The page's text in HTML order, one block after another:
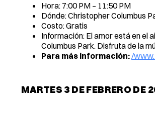
Hora: 7:00 PM – 11:50 PM
Dónde: Christopher Columbus
Costo: Gratis
Información: El amor está en el
Columbus Park. Disfruta de la
Para más información:/
MARTES 3 DE FEBRERO DE